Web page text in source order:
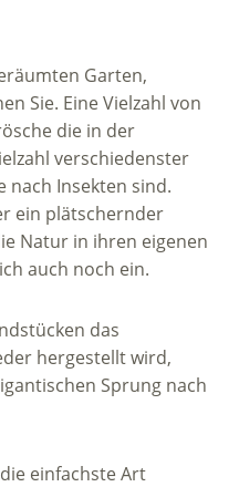
Garten,
Sie. Eine Vielzahl von
die in der
verschiedenster
nach Insekten sind.
ein plätschernder
Natur in ihren eigenen
auch noch ein.
das
hergestellt wird,
Sprung nach
einfachste Art